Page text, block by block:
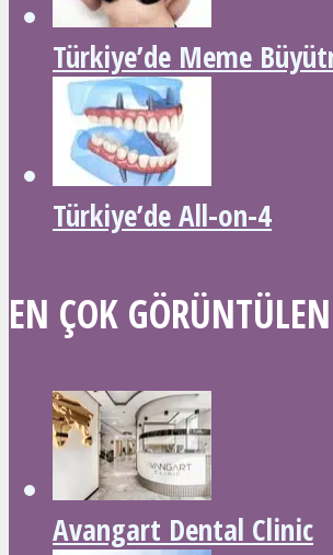
Türkiye’de Meme
Türkiye’de All-on-4
EN ÇOK
Avangart Dental Clinic